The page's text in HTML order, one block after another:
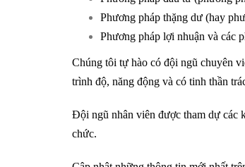
Phương pháp thặng dư (hay
Phương pháp lợi nhuận và các
Chúng tôi tự hào có đội ngũ chuyên
trình độ, năng động và có tinh thần
Đội ngũ nhân viên được tham dự các
chức.